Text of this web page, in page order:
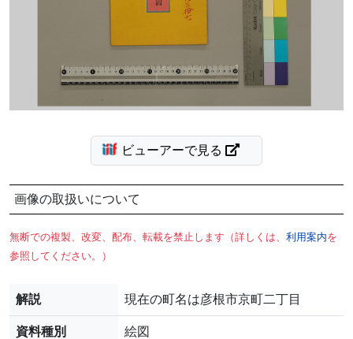
ビューアーで見る
画像の取扱いについて
無断での複製、改変、配布、転載を禁止します（詳しくは、 利用案内を
参照してください。）
解説 現在の町名は彦根市京町二丁目
資料種別 絵図